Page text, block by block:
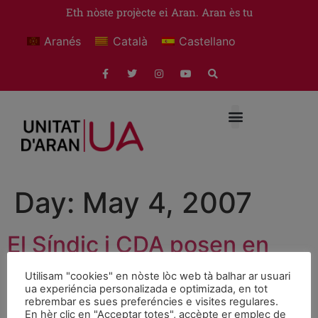
Eth nòste projècte ei Aran. Aran ès tu
Aranés Català Castellano
Day: May 4, 2007
El Síndic i CDA posen en
qüestió les Institucions
democràtiques
Utilisam "cookies" en nòste lòc web tà balhar ar usuari
ua experiéncia personalizada e optimizada, en tot
rebrembar es sues preferéncies e visites regulares.
En hèr clic en "Acceptar totes", accèpte er emplec de